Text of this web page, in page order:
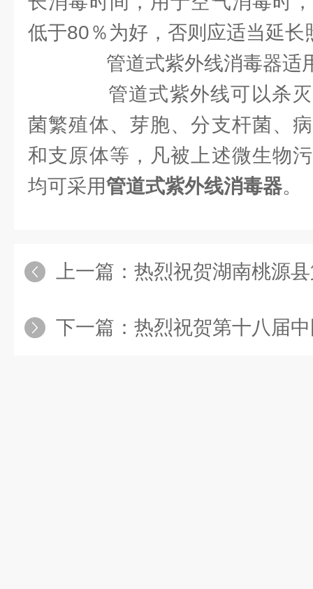
低于80％为好，否则应适当延长
管道式紫外线消毒器适
管道式紫外线可以杀灭
菌繁殖体、芽胞、分支杆菌、
和支原体等，凡被上述微生物
均可采用管道式紫外线消毒器。
上一篇： 热烈祝贺湖南桃源县第二
下一篇： 热烈祝贺第十八届